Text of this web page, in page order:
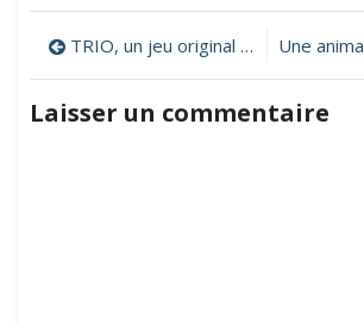
un
jeu
les
Navigation
de
l’article
TRIO, un jeu original pour réviser ses tables et faire du calcul mental
Laisser un commentaire